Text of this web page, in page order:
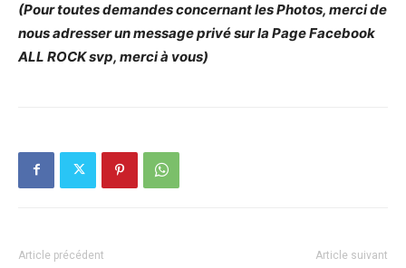
(Pour toutes demandes concernant les Photos, merci de
nous adresser un message privé sur la Page Facebook
ALL ROCK svp, merci à vous)
Article précédent Article suivant